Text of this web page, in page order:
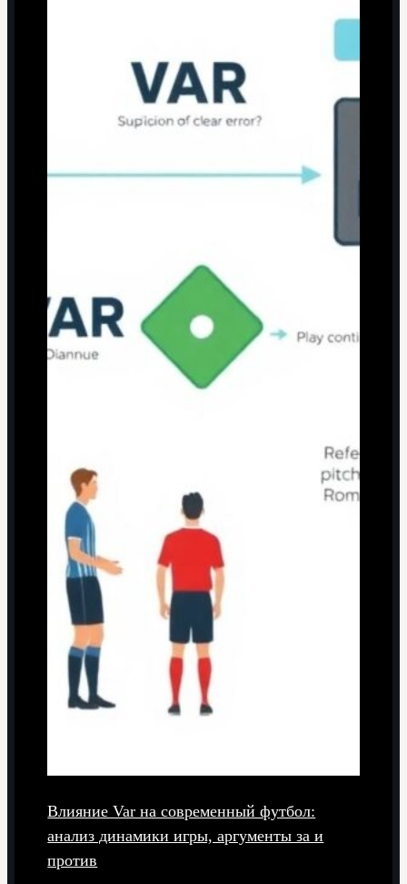
Влияние Var на современный футбол:
анализ динамики игры, аргументы за и
против